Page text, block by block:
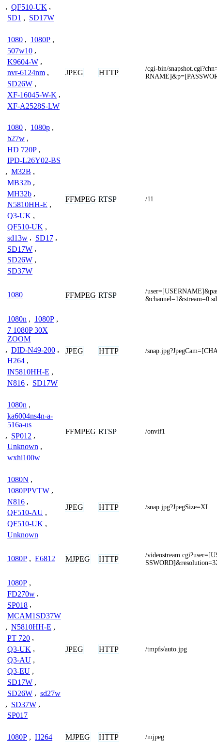
, QF510-UK ,
SD1 , SD17W
1080 , 1080P ,
507w10 ,
K9604-W ,
nvr-6124nm ,
SD26W ,
XF-16045-W-K ,
XF-A2528S-LW
JPEG HTTP
/cgi-bin/
1080 , 1080p ,
b27w ,
HD 720P ,
IPD-L26Y02-BS
, M32B ,
MB32b ,
MH32b ,
N5810HH-E ,
Q3-UK ,
QF510-UK ,
sd13w , SD17 ,
SD17W ,
SD26W ,
SD37W
FFMPEG RTSP /11
1080 FFMPEG RTSP
/
1080n , 1080P ,
7 1080P 30X
ZOOM
, DID-N49-200 ,
H264 ,
lN5810HH-E ,
N816 , SD17W
JPEG HTTP /
1080n ,
ka6004ns4n-a-
516a-us
, SP012 ,
Unknown ,
wxhi100w
FFMPEG RTSP /onvif1
1080N ,
1080PPVTW ,
N816 ,
QF510-AU ,
QF510-UK ,
Unknown
JPEG HTTP /snap.jpg?JpegSize=XL
1080P , E6812 MJPEG HTTP
/
1080P ,
FD270w ,
SP018 ,
MCAM1SD37W
, N5810HH-E ,
PT 720 ,
Q3-UK ,
Q3-AU ,
Q3-EU ,
SD17W ,
SD26W , sd27w
, SD37W ,
SP017
JPEG HTTP /tmpfs/auto.jpg
1080P , H264 MJPEG HTTP /mjpeg